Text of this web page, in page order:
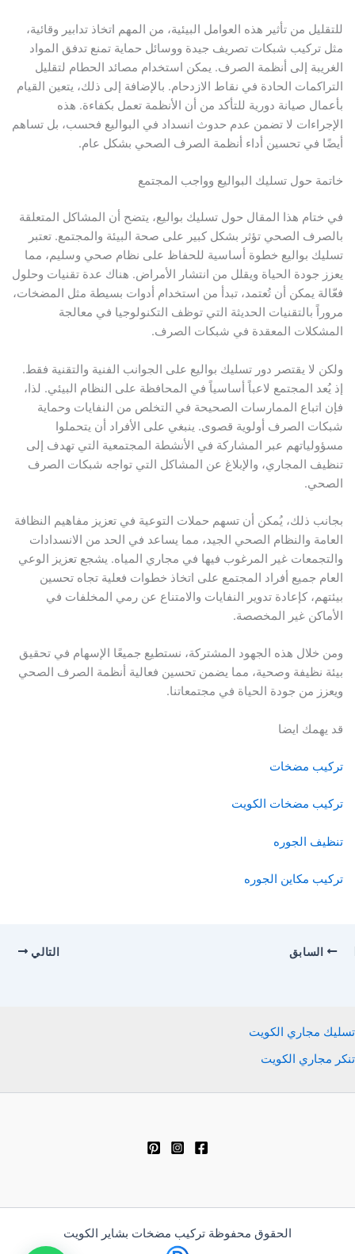
للتقليل من تأثير هذه العوامل البيئية، من المهم اتخاذ تدابير وقائية،
مثل تركيب شبكات تصريف جيدة ووسائل حماية تمنع تدفق المواد
الغريبة إلى أنظمة الصرف. يمكن استخدام مصائد الحطام لتقليل
التراكمات الحادة في نقاط الازدحام. بالإضافة إلى ذلك، يتعين القيام
بأعمال صيانة دورية للتأكد من أن الأنظمة تعمل بكفاءة. هذه
الإجراءات لا تضمن عدم حدوث انسداد في البواليع فحسب، بل تساهم
أيضًا في تحسين أداء أنظمة الصرف الصحي بشكل عام.
خاتمة حول تسليك البواليع وواجب المجتمع
في ختام هذا المقال حول تسليك بواليع، يتضح أن المشاكل المتعلقة
بالصرف الصحي تؤثر بشكل كبير على صحة البيئة والمجتمع. تعتبر
تسليك بواليع خطوة أساسية للحفاظ على نظام صحي وسليم، مما
يعزز جودة الحياة ويقلل من انتشار الأمراض. هناك عدة تقنيات وحلول
فعّالة يمكن أن تُعتمد، تبدأ من استخدام أدوات بسيطة مثل المضخات،
مروراً بالتقنيات الحديثة التي توظف التكنولوجيا في معالجة
المشكلات المعقدة في شبكات الصرف.
ولكن لا يقتصر دور تسليك بواليع على الجوانب الفنية والتقنية فقط.
إذ يُعد المجتمع لاعباً أساسياً في المحافظة على النظام البيئي. لذا،
فإن اتباع الممارسات الصحيحة في التخلص من النفايات وحماية
شبكات الصرف أولوية قصوى. ينبغي على الأفراد أن يتحملوا
مسؤولياتهم عبر المشاركة في الأنشطة المجتمعية التي تهدف إلى
تنظيف المجاري، والإبلاغ عن المشاكل التي تواجه شبكات الصرف
الصحي.
بجانب ذلك، يُمكن أن تسهم حملات التوعية في تعزيز مفاهيم النظافة
العامة والنظام الصحي الجيد، مما يساعد في الحد من الانسدادات
والتجمعات غير المرغوب فيها في مجاري المياه. يشجع تعزيز الوعي
العام جميع أفراد المجتمع على اتخاذ خطوات فعلية تجاه تحسين
بيئتهم، كإعادة تدوير النفايات والامتناع عن رمي المخلفات في
الأماكن غير المخصصة.
ومن خلال هذه الجهود المشتركة، نستطيع جميعًا الإسهام في تحقيق
بيئة نظيفة وصحية، مما يضمن تحسين فعالية أنظمة الصرف الصحي
ويعزز من جودة الحياة في مجتمعاتنا.
قد يهمك ايضا
تركيب مضخات
تركيب مضخات الكويت
تنظيف الجوره
تركيب مكاين الجوره
السابق التالي
تسليك مجاري الكويت
تنكر مجاري الكويت
الحقوق محفوظة تركيب مضخات بشاير الكويت